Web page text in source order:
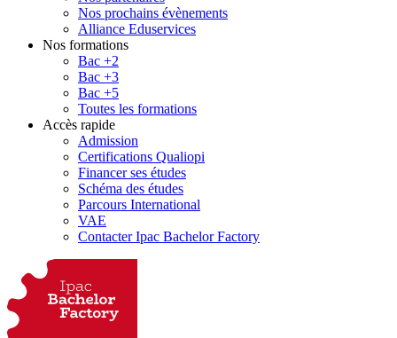
Nos prochains évènements
Alliance Eduservices
Nos formations
Bac +2
Bac +3
Bac +5
Toutes les formations
Accès rapide
Admission
Certifications Qualiopi
Financer ses études
Schéma des études
Parcours International
VAE
Contacter Ipac Bachelor Factory